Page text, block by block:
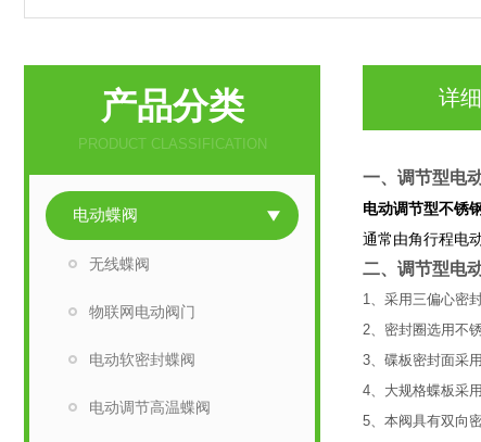
产品分类
PRODUCT CLASSIFICATION
电动蝶阀
无线蝶阀
物联网电动阀门
电动软密封蝶阀
电动调节高温蝶阀
详
一、 调节型电
电动调节型不锈
通常由角行程电
二、 调节型电
1、 采用三偏心密
2、密封圈选用不
3、碟板密封面采
4、大规格蝶板采
5、本阀具有双向